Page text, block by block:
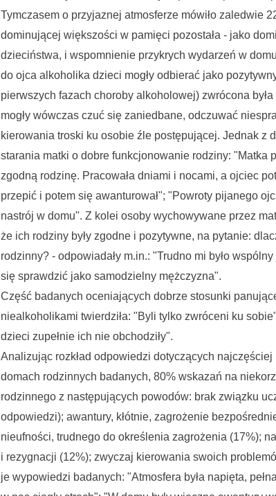
Tymczasem o przyjaznej atmosferze mówiło zaledwie
dominującej większości w pamięci pozostała - jako
dzieciństwa, i wspomnienie przykrych wydarzeń w
do ojca alkoholika dzieci mogły odbierać jako
pierwszych fazach choroby alkoholowej) zwrócona
mogły wówczas czuć się zaniedbane, odczuwać
kierowania troski ku osobie źle postępującej. Jednak z
starania matki o dobre funkcjonowanie rodziny: "Matka
zgodną rodzinę. Pracowała dniami i nocami, a ojciec
przepić i potem się awanturował"; "Powroty pijanego
nastrój w domu". Z kolei osoby wychowywane przez
że ich rodziny były zgodne i pozytywne, na pytanie:
rodzinny? - odpowiadały m.in.: "Trudno mi było
się sprawdzić jako samodzielny mężczyzna".
Część badanych oceniających dobrze stosunki
niealkoholikami twierdziła: "Byli tylko zwróceni ku
dzieci zupełnie ich nie obchodziły".
Analizując rozkład odpowiedzi dotyczących
domach rodzinnych badanych, 80% wskazań na
rodzinnego z następujących powodów: brak związku
odpowiedzi); awantury, kłótnie, zagrożenie
nieufności, trudnego do określenia zagrożenia (17%);
i rezygnacji (12%); zwyczaj kierowania swoich
je wypowiedzi badanych: "Atmosfera była napięta,